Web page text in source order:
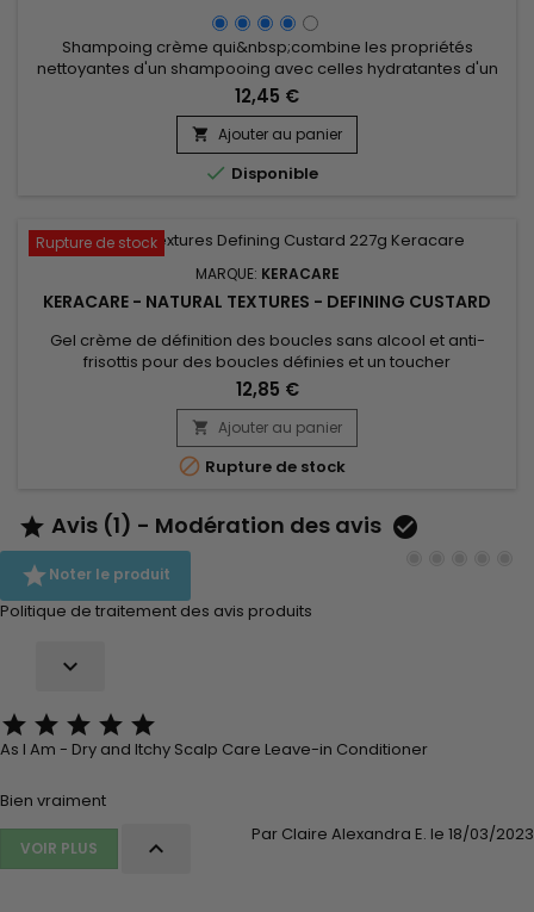
Shampoing crème qui&nbsp;combine les propriétés
nettoyantes d'un shampooing avec celles hydratantes d'un
après-shampoing. KeraCare Thermal Wonder Cleansing
Cream est formulé pour nettoyer les cheveux en douceur
tout en les nourrissant et en les hydratant.&nbsp; A base de
kératine, pour réparer les cheveux abîmés en comblant les
fissures.&nbsp; Grâce aux...
12,45 €
 Ajouter au panier
 Disponible
Rupture de stock
MARQUE: KERACARE
KERACARE - NATURAL TEXTURES - DEFINING CUSTARD
Gel crème de définition des boucles sans alcool et anti-
frisottis pour des boucles définies et un toucher
voluptueux.&nbsp; Sa formule enrichie en extraits d’Amla et
Shikakaï, permet d’ hydrater en profondeur et de nourrir les
cheveux tandis que l’huile d’Argan et d’Abyssinie apportent
une brillance naturelle aux boucles. Onctueux et non gras,...
12,85 €
 Ajouter au panier
 Rupture de stock
 Avis (1) - Modération des avis 
Noter le produit
Politique de traitement des avis produits

    
As I Am - Dry and Itchy Scalp Care Leave-in Conditioner
Bien vraiment
Par Claire Alexandra E. le 18/03/2023
VOIR PLUS 